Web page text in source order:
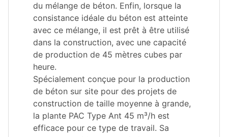
du mélange de béton. Enfin, lorsque la
consistance idéale du béton est atteinte
avec ce mélange, il est prêt à être utilisé
dans la construction, avec une capacité
de production de 45 mètres cubes par
heure.
Spécialement conçue pour la production
de béton sur site pour des projets de
construction de taille moyenne à grande,
la plante PAC Type Ant 45 m³/h est
efficace pour ce type de travail. Sa